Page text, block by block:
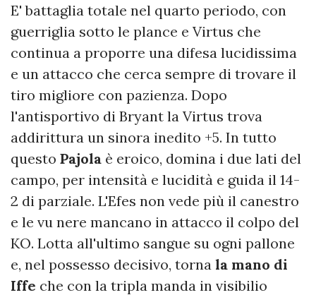
E' battaglia totale nel quarto periodo, con
guerriglia sotto le plance e Virtus che
continua a proporre una difesa lucidissima
e un attacco che cerca sempre di trovare il
tiro migliore con pazienza. Dopo
l'antisportivo di Bryant la Virtus trova
addirittura un sinora inedito +5. In tutto
questo Pajola è eroico, domina i due lati del
campo, per intensità e lucidità e guida il 14-
2 di parziale. L'Efes non vede più il canestro
e le vu nere mancano in attacco il colpo del
KO. Lotta all'ultimo sangue su ogni pallone
e, nel possesso decisivo, torna la mano di
Iffe che con la tripla manda in visibilio